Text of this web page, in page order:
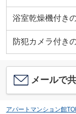
浴室乾燥機付き
防犯カメラ付き
メールで
アパートマンション館